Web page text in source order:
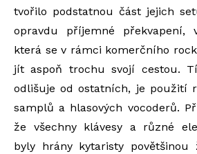
tvořilo podstatnou část jejich
opravdu příjemné překvapení,
která se v rámci komerčního
jít aspoň trochu svojí cestou.
odlišuje od ostatních, je použití
samplů a hlasových vocoderů.
že všechny klávesy a různé
byly hrány kytaristy povětšinou